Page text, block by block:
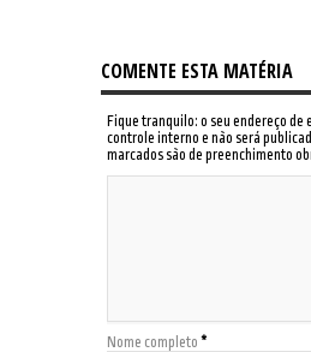
COMENTE ESTA MATÉRIA
Fique tranquilo: o seu endereço de
controle interno e não será
marcados são de preenchimento
Nome completo *